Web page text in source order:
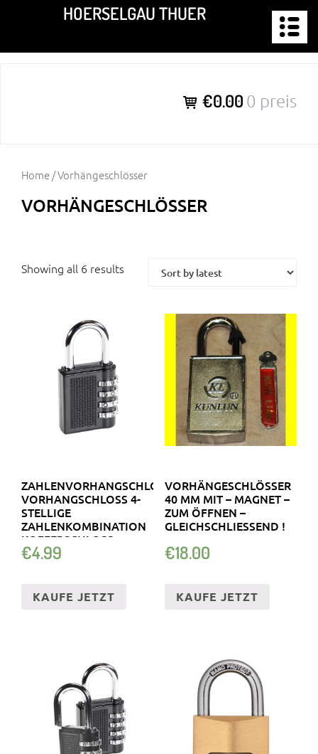
springen
HOERSELGAU THUER
€0.00 0 preis
Home/ Vorhängeschlösser
VORHÄNGESCHLÖSSER
Showing all 6 results
ZAHLENVORHANGSCHLOSS
VORHANGSCHLOSS 4-
STELLIGE
ZAHLENKOMBINATION
KOFFERSCHLOSS
€4.99
KAUFE JETZT
VORHÄNGESCHLÖSSER
40 MM MIT – MAGNET –
ZUM ÖFFNEN –
GLEICHSCHLIESSEND !
€18.00
KAUFE JETZT